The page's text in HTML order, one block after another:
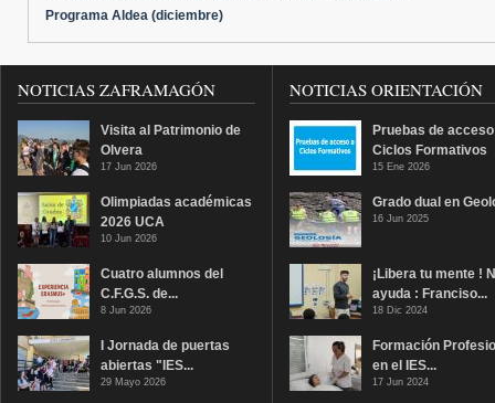
Programa Aldea (diciembre)
NOTICIAS ZAFRAMAGÓN
Visita al Patrimonio de
Olvera
17 Jun 2026
Olimpiadas académicas
2026 UCA
10 Jun 2026
Cuatro alumnos del
C.F.G.S. de...
8 Jun 2026
I Jornada de puertas
abiertas "IES...
29 Mayo 2026
NOTICIAS ORIENTACIÓN
Pruebas de
Ciclos Formativos
15 Ene 2026
Grado dual en
16 Jun 2025
¡Libera tu mente !
ayuda : Franciso...
18 Dic 2024
Formación
en el IES...
17 Jun 2024